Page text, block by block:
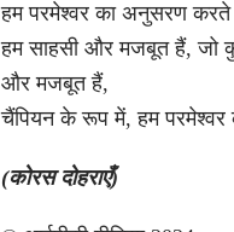
हम परमेश्वर का अनुसरण करते
हम साहसी और मजबूत हैं, जो
और मजबूत हैं,
चैंपियन के रूप में, हम परमेश्वर
(कोरस दोहराएँ)